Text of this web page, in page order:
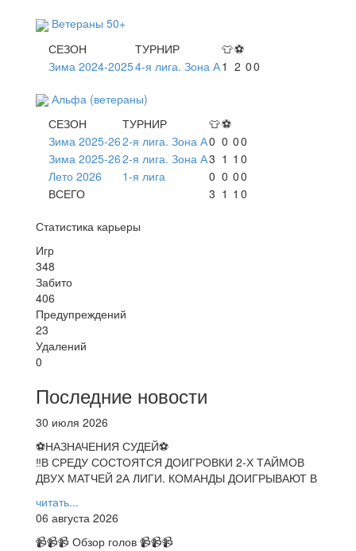
Ветераны 50+
СЕЗОН
ТУРНИР 👕⚽
Зима 2024-20254-я лига. Зона А1 2 00
Альфа (ветераны)
СЕЗОН
ТУРНИР 👕⚽
Зима 2025-262-я лига. Зона А0 0 00
Зима 2025-262-я лига. Зона А3 1 1 0
Лето 2026
1-я лига 0 0 00
ВСЕГО
3 1 1 0
Статистика карьеры
Игр
348
Забито
406
Предупреждений
23
Удалений
0
Последние новости
30 июля 2026
⚽НАЗНАЧЕНИЯ СУДЕЙ⚽
‼В СРЕДУ СОСТОЯТСЯ ДОИГРОВКИ 2-Х ТАЙМОВ
ДВУХ МАТЧЕЙ 2А ЛИГИ. КОМАНДЫ ДОИГРЫВАЮТ В
читать...
06 августа 2026
📹📹📹 Обзор голов 📹📹📹